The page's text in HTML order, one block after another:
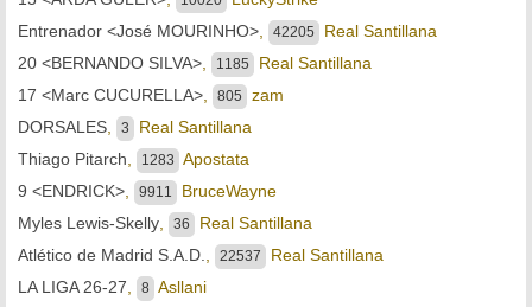
Entrenador <José MOURINHO>
42205
Real Santillana
20 <BERNANDO SILVA>
1185
Real Santillana
17 <Marc CUCURELLA>
805
zam
DORSALES
3
Real Santillana
Thiago Pitarch
1283
Apostata
9 <ENDRICK>
9911
BruceWayne
Myles Lewis-Skelly
36
Real Santillana
Atlético de Madrid S.A.D.
22537
Real Santillana
LA LIGA 26-27
8
Asllani